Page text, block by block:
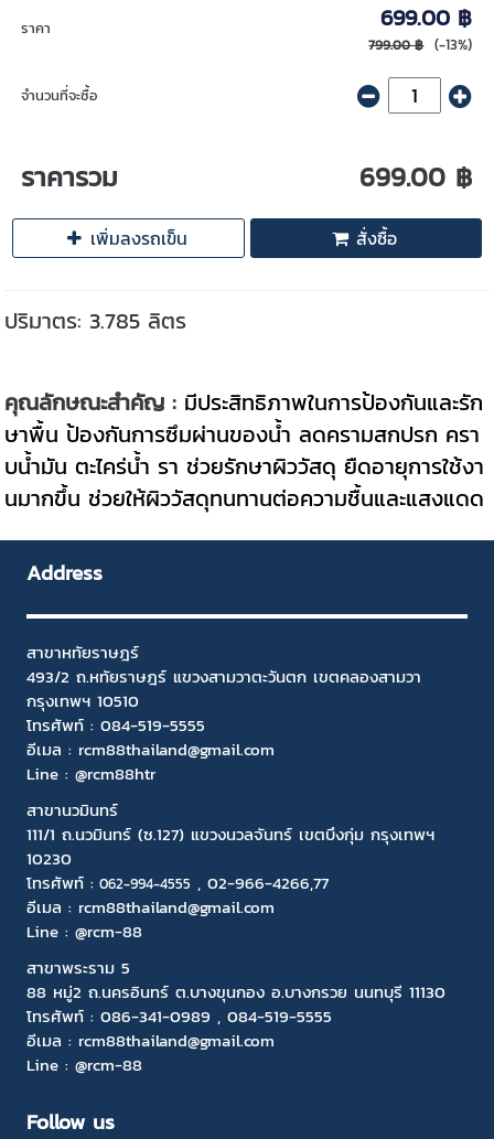
ราคา 699.00 ฿
799.00 ฿ (-13%)
จำนวนที่จะซื้อ
ราคารวม 699.00 ฿
เพิ่มลงรถเข็น สั่งซื้อ
ปริมาตร: 3.785 ลิตร
คุณลักษณะสำคัญ : มีประสิทธิภาพในการป้องกันและรัก
ษาพื้น ป้องกันการซึมผ่านของน้ำ ลดครามสกปรก ครา
บน้ำมัน ตะไคร่น้ำ รา ช่วยรักษาผิววัสดุ ยืดอายุการใช้งา
นมากขึ้น ช่วยให้ผิววัสดุทนทานต่อความชื้นและแสงแดด
Address
สาขาหทัยราษฎร์
493/2 ถ.หทัยราษฎร์ แขวงสามวาตะวันตก เขตคลองสามวา
กรุงเทพฯ 10510
โทรศัพท์ : 084-519-5555
อีเมล : rcm88thailand@gmail.com
Line : @rcm88htr
สาขานวมินทร์
111/1 ถ.นวมินทร์ (ซ.127) แขวงนวลจันทร์ เขตบึงกุ่ม กรุงเทพฯ
10230
โทรศัพท์ : 062-994-4555 , 02-966-4266,77
อีเมล : rcm88thailand@gmail.com
Line : @rcm-88
สาขาพระราม 5
88 หมู่2 ถ.นครอินทร์ ต.บางขุนกอง อ.บางกรวย นนทบุรี 11130
โทรศัพท์ : 086-341-0989 , 084-519-5555
อีเมล : rcm88thailand@gmail.com
Line : @rcm-88
Follow us